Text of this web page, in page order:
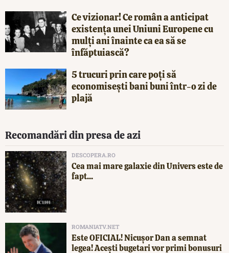
Ce vizionar! Ce român a anticipat
existența unei Uniuni Europene cu
mulți ani înainte ca ea să se
înfăptuiască?
5 trucuri prin care poți să
economisești bani buni într-o zi de
plajă
Recomandări din presa de azi
DESCOPERA.RO
Cea mai mare galaxie din Univers este de
fapt...
ROMANIATV.NET
Este OFICIAL! Nicușor Dan a semnat
legea! Acești bugetari vor primi bonusuri